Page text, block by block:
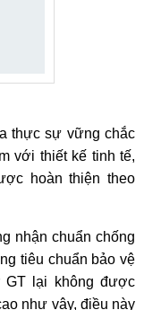
thực sự vững chắc
với thiết kế tinh tế,
hoàn thiện theo
nhận chuẩn chống
tiêu chuẩn bảo vệ
GT lại không được
như vậy, điều này